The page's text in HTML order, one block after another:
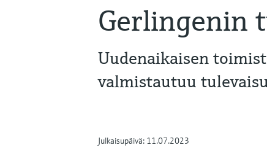
Gerlingenin
Uudenaikaisen
valmistautuu
Julkaisupäivä: 11.07.2023